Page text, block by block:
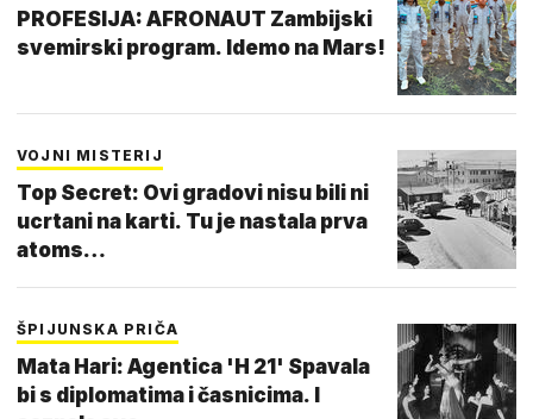
PROFESIJA: AFRONAUT Zambijski
svemirski program. Idemo na Mars!
VOJNI MISTERIJ
Top Secret: Ovi gradovi nisu bili ni
ucrtani na karti. Tu je nastala prva
atoms…
ŠPIJUNSKA PRIČA
Mata Hari: Agentica 'H 21' Spavala
bi s diplomatima i časnicima. I